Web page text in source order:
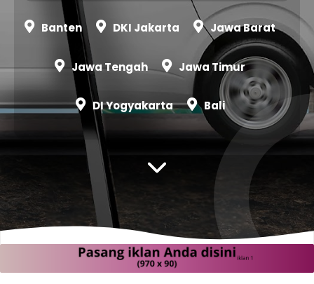
Banten DKI Jakarta Jawa Barat
Jawa Tengah Jawa Timur
DI Yogyakarta Bali